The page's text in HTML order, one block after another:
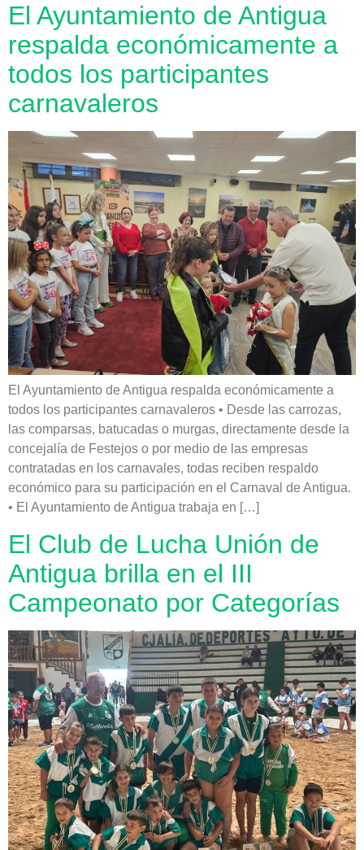
El Ayuntamiento de Antigua
respalda económicamente a
todos los participantes
carnavaleros
El Ayuntamiento de Antigua respalda económicamente a
todos los participantes carnavaleros • Desde las carrozas,
las comparsas, batucadas o murgas, directamente desde la
concejalía de Festejos o por medio de las empresas
contratadas en los carnavales, todas reciben respaldo
económico para su participación en el Carnaval de Antigua.
• El Ayuntamiento de Antigua trabaja en […]
El Club de Lucha Unión de
Antigua brilla en el III
Campeonato por Categorías